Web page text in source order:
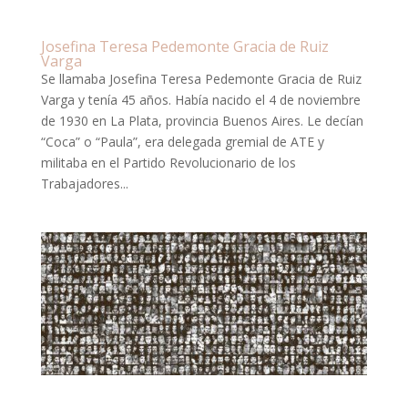
Josefina Teresa Pedemonte Gracia de Ruiz
Varga
Se llamaba Josefina Teresa Pedemonte Gracia de Ruiz
Varga y tenía 45 años. Había nacido el 4 de noviembre
de 1930 en La Plata, provincia Buenos Aires. Le decían
“Coca” o “Paula”, era delegada gremial de ATE y
militaba en el Partido Revolucionario de los
Trabajadores...